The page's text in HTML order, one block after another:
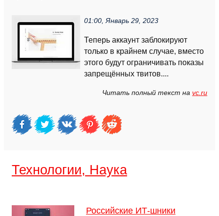
01:00, Январь 29, 2023
Теперь аккаунт заблокируют
только в крайнем случае, вместо
этого будут ограничивать показы
запрещённых твитов....
Читать полный текст на vc.ru
Технологии, Наука
Российские ИТ-шники